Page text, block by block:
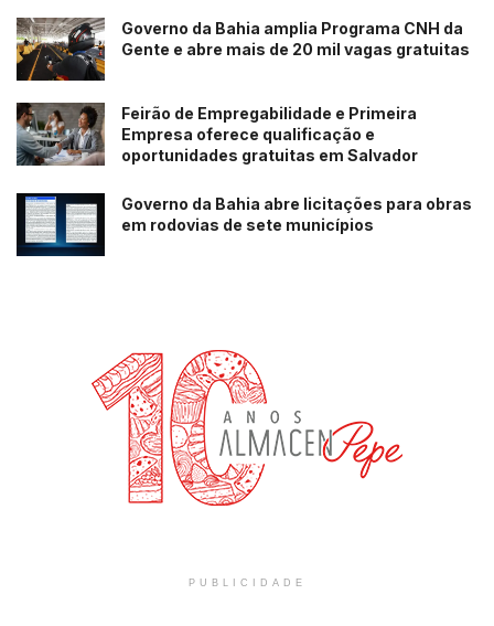
Governo da Bahia amplia Programa CNH da
Gente e abre mais de 20 mil vagas gratuitas
Feirão de Empregabilidade e Primeira
Empresa oferece qualificação e
oportunidades gratuitas em Salvador
Governo da Bahia abre licitações para obras
em rodovias de sete municípios
PUBLICIDADE